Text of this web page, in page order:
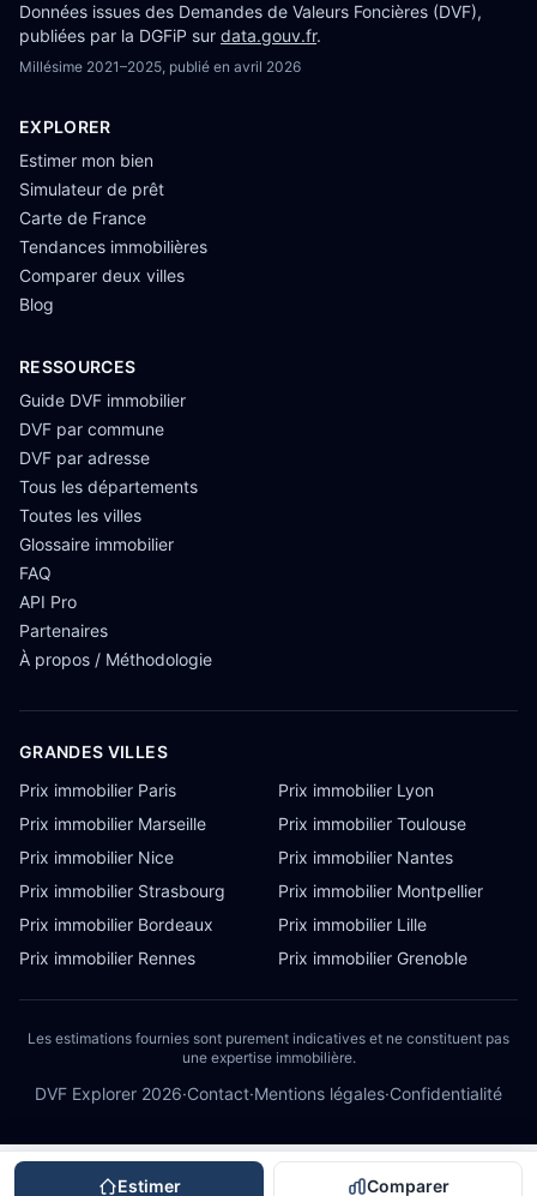
Estimer Comparer
Données issues des Demandes de Valeurs Foncières (DVF),
publiées par la DGFiP sur data.gouv.fr.
Millésime 2021–2025, publié en avril 2026
EXPLORER
Estimer mon bien
Simulateur de prêt
Carte de France
Tendances immobilières
Comparer deux villes
Blog
RESSOURCES
Guide DVF immobilier
DVF par commune
DVF par adresse
Tous les départements
Toutes les villes
Glossaire immobilier
FAQ
API Pro
Partenaires
À propos / Méthodologie
GRANDES VILLES
Prix immobilier Paris
Prix immobilier Lyon
Prix immobilier Marseille
Prix immobilier Toulouse
Prix immobilier Nice
Prix immobilier Nantes
Prix immobilier Strasbourg
Prix immobilier Montpellier
Prix immobilier Bordeaux
Prix immobilier Lille
Prix immobilier Rennes
Prix immobilier Grenoble
Les estimations fournies sont purement indicatives et ne constituent pas
une expertise immobilière.
DVF Explorer 2026·Contact·Mentions légales·Confidentialité